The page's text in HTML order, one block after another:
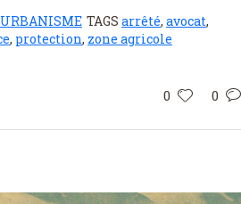
TAGS arrêté, avocat,
, protection, zone agricole
0 0